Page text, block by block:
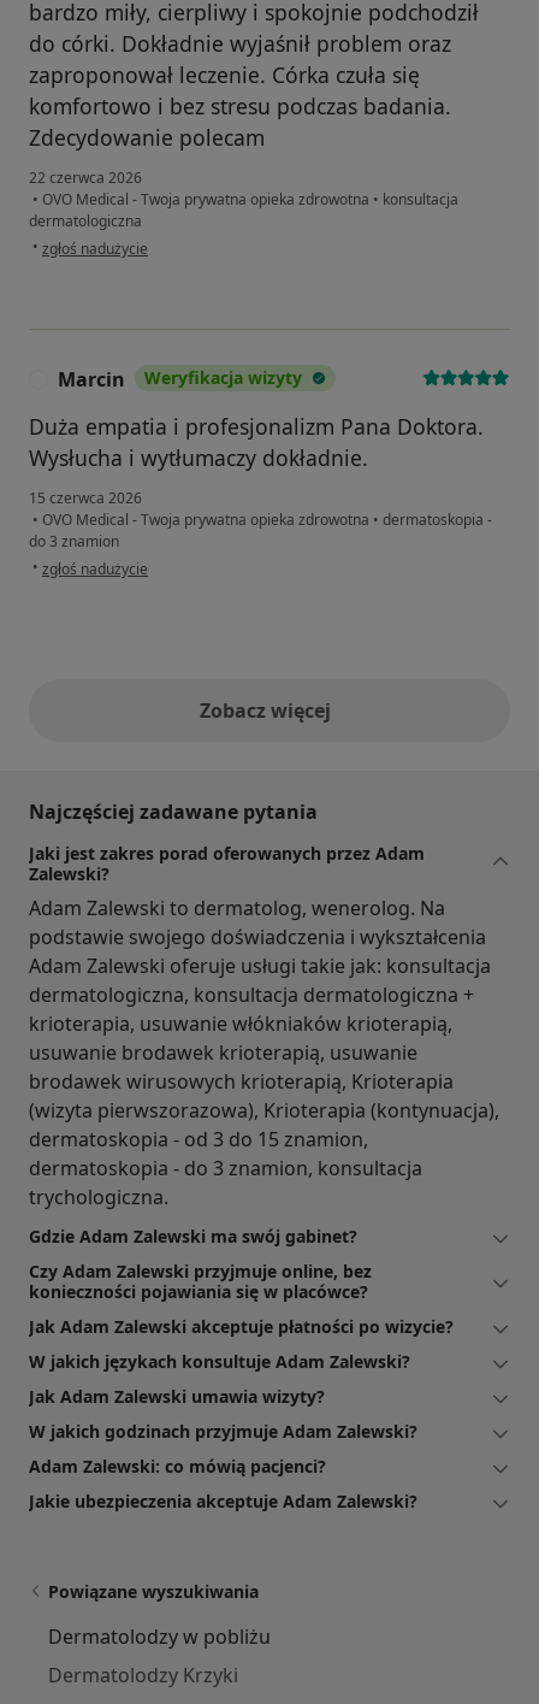
bardzo miły, cierpliwy i spokojnie podchodził
do córki. Dokładnie wyjaśnił problem oraz
zaproponował leczenie. Córka czuła się
komfortowo i bez stresu podczas badania.
Zdecydowanie polecam
22 czerwca 2026
• OVO Medical - Twoja prywatna opieka zdrowotna • konsultacja
dermatologiczna
• w opinii użytkownika Agnieszka
zgłoś nadużycie
Marcin Weryfikacja wizyty
Duża empatia i profesjonalizm Pana Doktora.
Wysłucha i wytłumaczy dokładnie.
15 czerwca 2026
• OVO Medical - Twoja prywatna opieka zdrowotna • dermatoskopia -
do 3 znamion
• w opinii użytkownika Marcin
zgłoś nadużycie
Zobacz więcejopinie powyżej
Najczęściej zadawane pytania
Jaki jest zakres porad oferowanych przez Adam
Zalewski?
Adam Zalewski to dermatolog, wenerolog. Na
podstawie swojego doświadczenia i wykształcenia
Adam Zalewski oferuje usługi takie jak: konsultacja
dermatologiczna, konsultacja dermatologiczna +
krioterapia, usuwanie włókniaków krioterapią,
usuwanie brodawek krioterapią, usuwanie
brodawek wirusowych krioterapią, Krioterapia
(wizyta pierwszorazowa), Krioterapia (kontynuacja),
dermatoskopia - od 3 do 15 znamion,
dermatoskopia - do 3 znamion, konsultacja
trychologiczna.
Gdzie Adam Zalewski ma swój gabinet?
Czy Adam Zalewski przyjmuje online, bez
konieczności pojawiania się w placówce?
Jak Adam Zalewski akceptuje płatności po wizycie?
W jakich językach konsultuje Adam Zalewski?
Jak Adam Zalewski umawia wizyty?
W jakich godzinach przyjmuje Adam Zalewski?
Adam Zalewski: co mówią pacjenci?
Jakie ubezpieczenia akceptuje Adam Zalewski?
Powiązane wyszukiwania
Dermatolodzy w pobliżu
Dermatolodzy Krzyki